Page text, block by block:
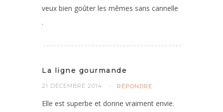
veux bien goûter les mêmes sans cannelle
.
La ligne gourmande
21 DÉCEMBRE 2014 RÉPONDRE
Elle est superbe et donne vraiment envie.